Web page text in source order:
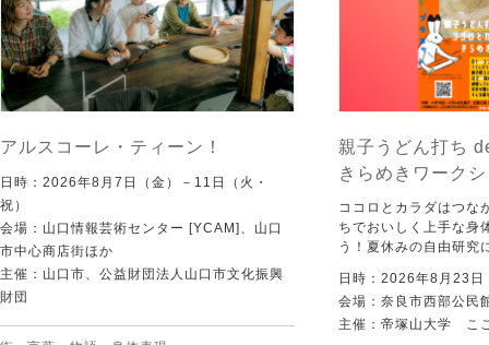
アルスコーレ・ティーン！
日時：2026年8月7日（金）－11日（火・
祝）
会場：山口情報芸術センター [YCAM]、山口
市中心商店街ほか
主催：山口市、公益財団法人山口市文化振興
財団
親子うどん打ち
きらめきワーク
ココロとカラダはつな
ちでおいしく上手な身
う！夏休みの自由研究
日時：2026年8月23日
会場：奈良市西部公民
主催：帝塚山大学 こ